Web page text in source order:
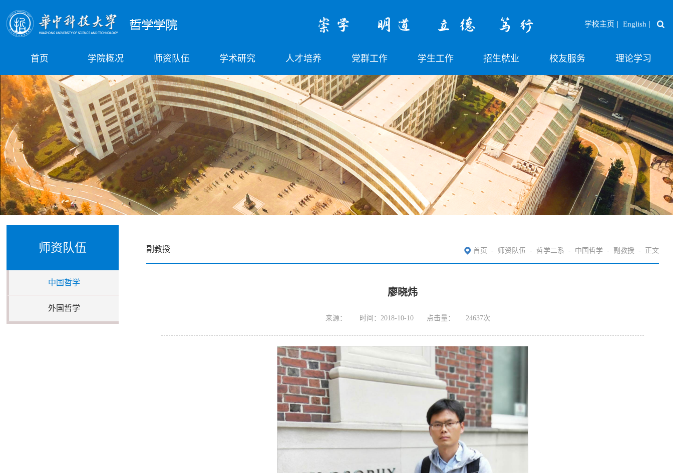
学校主页 | English |
首页 学院概况 师资队伍 学术研究 人才培养 党群工作 学生工作 招生就业 校友服务 理论学习
师资队伍
中国哲学
外国哲学
副教授 首页 - 师资队伍 - 哲学二系 - 中国哲学 - 副教授 - 正文
廖晓炜
来源： 时间：2018-10-10 点击量： 24637次